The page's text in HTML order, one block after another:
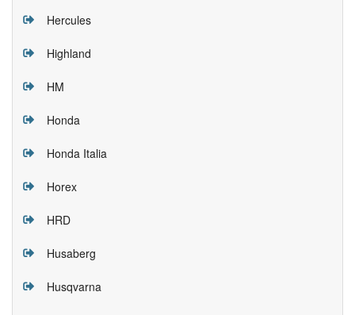
Hercules
Highland
HM
Honda
Honda Italia
Horex
HRD
Husaberg
Husqvarna